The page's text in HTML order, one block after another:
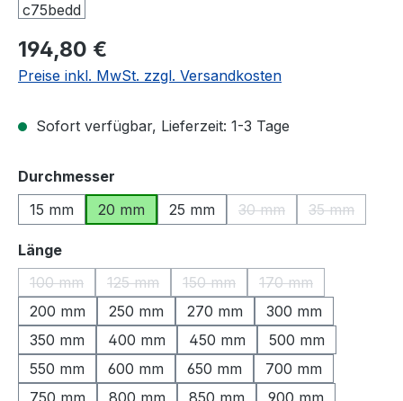
Regulärer Preis:
194,80 €
Preise inkl. MwSt. zzgl. Versandkosten
Sofort verfügbar, Lieferzeit: 1-3 Tage
Durchmesser
15 mm
20 mm 25 mm 30 mm
(Diese Option ist
35 mm
(Diese
Längeauswählen
100 mm
(Diese Option ist zurzeit nicht verfügbar.)
125 mm
(Diese Option ist zurzeit nicht verfügbar.)
150 mm
(Diese Option ist zurzeit nicht
170 mm
(Diese Option ist
200 mm 250 mm 270 mm
300 mm
350 mm
400 mm 450 mm
500 mm
550 mm
600 mm 650 mm
700 mm